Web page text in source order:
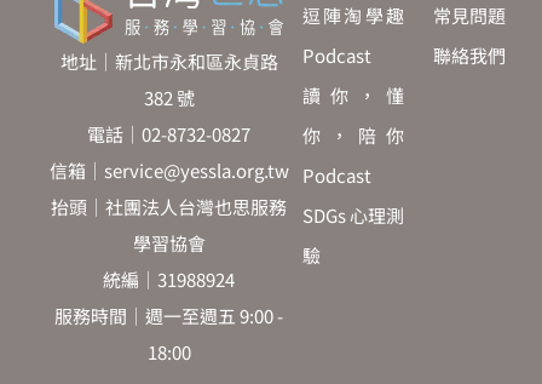
逗陣淘學趣
Podcast
讀你，懂
你，陪你
Podcast
SDGs 心理測
驗
地址｜新北市永和區永貞路
382 號
電話｜02-8732-0827
信箱｜service@yessla.org.tw
抬頭｜社團法人台灣也思服務
學習協會
統編｜31988924
服務時間｜週一至週五 9:00 -
18:00
常見問題
聯絡我們